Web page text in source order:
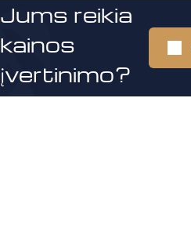
Jums reikia
kainos
įvertinimo?